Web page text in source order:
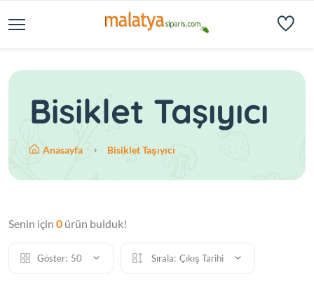
Bisiklet Taşıyıcı
Anasayfa Bisiklet Taşıyıcı
Senin için 0 ürün bulduk!
Göster: 50 Sırala: Çıkış Tarihi